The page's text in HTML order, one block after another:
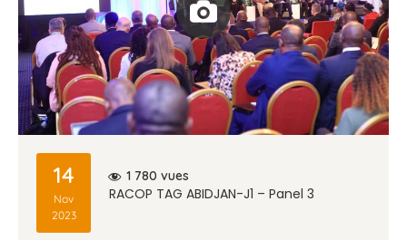
1 780 vues
14
Nov
2023
RACOP TAG ABIDJAN-J1 – Panel 3